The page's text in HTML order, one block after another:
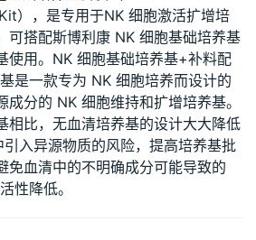
），是专用于NK 细胞激活扩增培
可搭配斯博利康 NK 细胞基础培养基
使用。NK 细胞基础培养基+补料配
是一款专为 NK 细胞培养而设计的
分的 NK 细胞维持和扩增培养基。
相比，无血清培养基的设计大大降低
入异源物质的风险，提高培养基批
免血清中的不明确成分可能导致的
性降低。